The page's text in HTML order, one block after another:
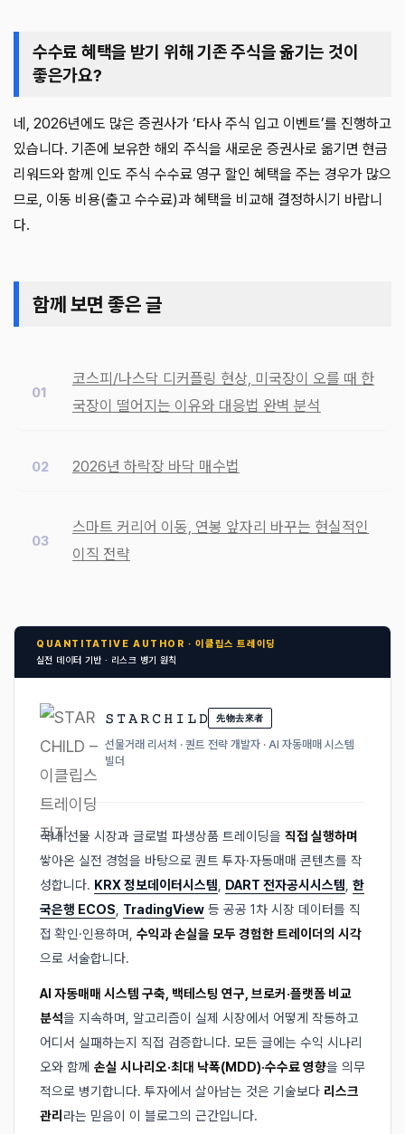
수수료 혜택을 받기 위해 기존 주식을 옮기는 것이
좋은가요?
네, 2026년에도 많은 증권사가 ‘타사 주식 입고 이벤트’를 진행하고
있습니다. 기존에 보유한 해외 주식을 새로운 증권사로 옮기면 현금
리워드와 함께 인도 주식 수수료 영구 할인 혜택을 주는 경우가 많으
므로, 이동 비용(출고 수수료)과 혜택을 비교해 결정하시기 바랍니
다.
함께 보면 좋은 글
코스피/나스닥 디커플링 현상, 미국장이 오를 때 한
국장이 떨어지는 이유와 대응법 완벽 분석
2026년 하락장 바닥 매수법
스마트 커리어 이동, 연봉 앞자리 바꾸는 현실적인
이직 전략
QUANTITATIVE AUTHOR · 이클립스 트레이딩
실전 데이터 기반 · 리스크 병기 원칙
𝚂 𝚃 𝙰 𝚁 𝙲 𝙷 𝙸 𝙻 𝙳 先物去來者
선물거래 리서처 · 퀀트 전략 개발자 · AI 자동매매 시스템
빌더
국내 선물 시장과 글로벌 파생상품 트레이딩을 직접 실행하며
쌓아온 실전 경험을 바탕으로 퀀트 투자·자동매매 콘텐츠를 작
성합니다. KRX 정보데이터시스템, DART 전자공시시스템, 한
국은행 ECOS, TradingView 등 공공 1차 시장 데이터를 직
접 확인·인용하며, 수익과 손실을 모두 경험한 트레이더의 시각
으로 서술합니다.
AI 자동매매 시스템 구축, 백테스팅 연구, 브로커·플랫폼 비교
분석을 지속하며, 알고리즘이 실제 시장에서 어떻게 작동하고
어디서 실패하는지 직접 검증합니다. 모든 글에는 수익 시나리
오와 함께 손실 시나리오·최대 낙폭(MDD)·수수료 영향을 의무
적으로 병기합니다. 투자에서 살아남는 것은 기술보다 리스크
관리 라는 믿음이 이 블로그의 근간입니다.